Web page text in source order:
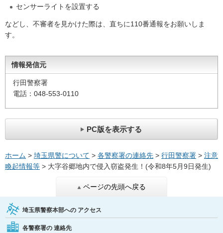
センサーライトを設置する
などし、不審者を見かけた際は、直ちに110番通報をお願いしま
す。
情報発信元
行田警察署
電話：048-553-0110
PC版を表示する
ホーム > 埼玉県警について > 各警察署の連絡先 > 行田警察署 > 注意
喚起情報等 > 大字谷郷地内で侵入窃盗発生！(令和8年5月9日発生)
ページの先頭へ戻る
埼玉県警察本部への アクセス
各警察署の 連絡先